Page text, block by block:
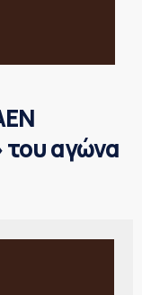
του αγώνα